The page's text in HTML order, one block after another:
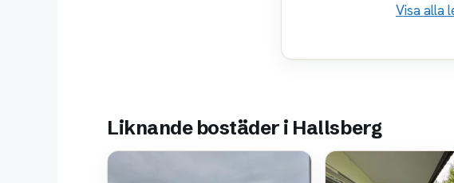
Visa alla
Liknande bostäder i Hallsberg